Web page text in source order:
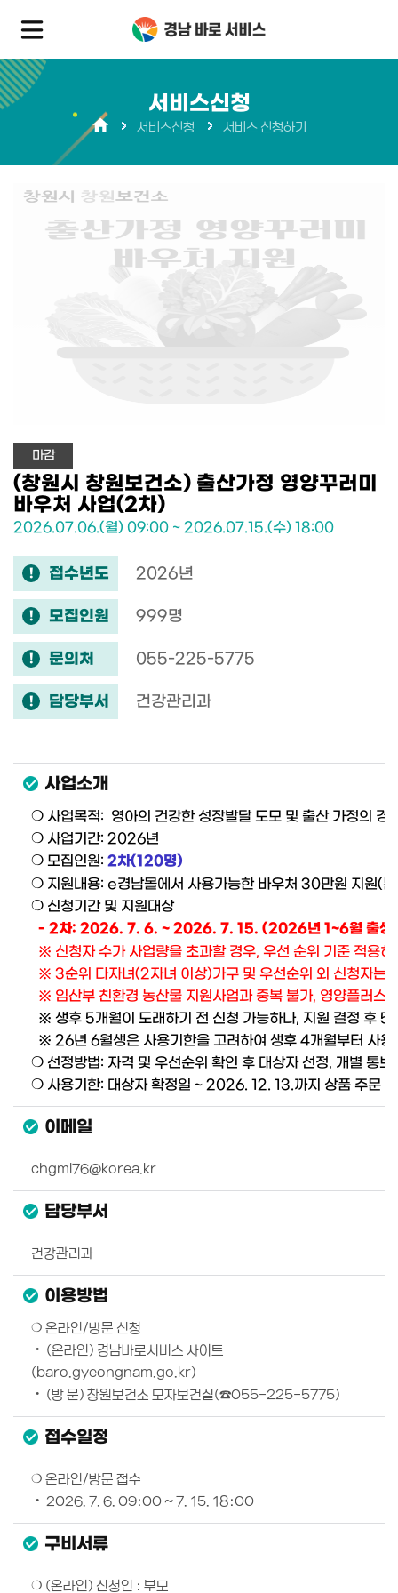
서비스신청
서비스신청 서비스 신청하기
마감
(창원시 창원보건소) 출산가정 영양꾸러미
바우처 사업(2차)
2026.07.06.(월) 09:00 ~ 2026.07.15.(수) 18:00
접수년도 2026년
모집인원 999명
문의처 055-225-5775
담당부서 건강관리과
사업소개
❍ 사업목적: 영아의 건강한 성장발달 도모 및 출산 가정의 경
❍ 사업기간: 2026년
❍ 모집인원: 2차(120명)
❍ 지원내용: e경남몰에서 사용가능한 바우처 30만원 지원(
❍ 신청기간 및 지원대상
- 2차: 2026. 7. 6. ~ 2026. 7. 15. (2026년 1~6월 출생
※ 신청자 수가 사업량을 초과할 경우, 우선 순위 기준 적용
※ 3순위 다자녀(2자녀 이상)가구 및 우선순위 외 신청자는
※ 임산부 친환경 농산물 지원사업과 중복 불가, 영양플러스
※ 생후 5개월이 도래하기 전 신청 가능하나, 지원 결정 후 5
※ 26년 6월생은 사용기한을 고려하여 생후 4개월부터 사
❍ 선정방법: 자격 및 우선순위 확인 후 대상자 선정, 개별 통보
❍ 사용기한: 대상자 확정일 ~ 2026. 12. 13.까지 상품 주문
이메일
chgml76@korea.kr
담당부서
건강관리과
이용방법
❍ 온라인/방문 신청
‧ (온라인) 경남바로서비스 사이트
(baro.gyeongnam.go.kr)
‧ (방 문) 창원보건소 모자보건실(☎055-225-5775)
접수일정
❍ 온라인/방문 접수
‧ 2026. 7. 6. 09:00 ~ 7. 15. 18:00
구비서류
❍ (온라인) 신청인 : 부모